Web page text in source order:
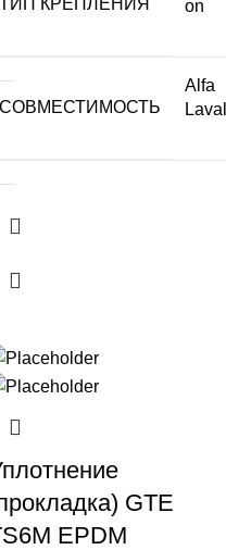
ТИП КРЕПЛЕНИЯ on
СОВМЕСТИМОСТЬ
Alfa
Laval
GTE
EPDM